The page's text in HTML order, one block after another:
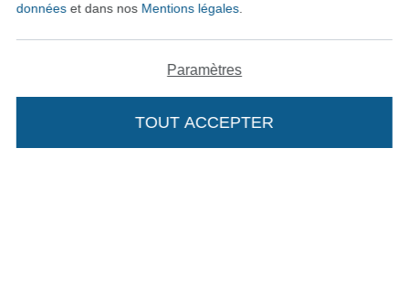
Droit de rétractation
donnéeset dans nos Mentions légales.
Paramètres
TOUT ACCEPTER